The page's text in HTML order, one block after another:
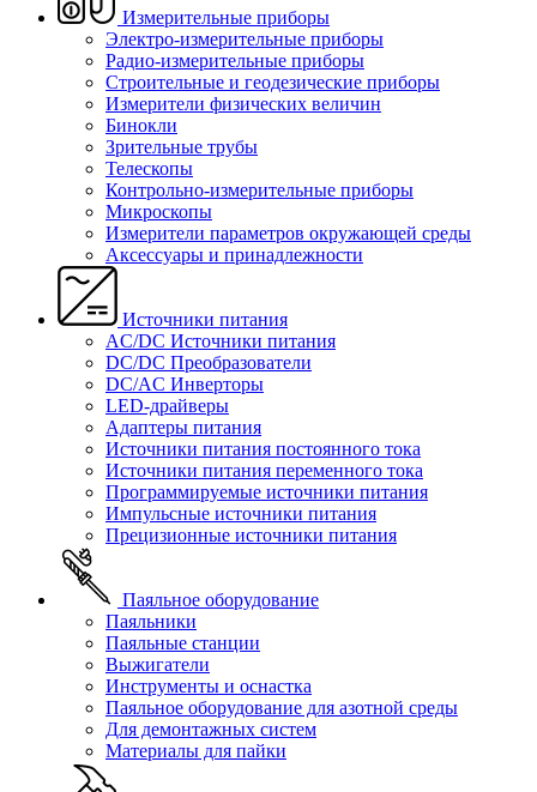
Измерительные приборы
Электро-измерительные приборы
Радио-измерительные приборы
Строительные и геодезические приборы
Измерители физических величин
Бинокли
Зрительные трубы
Телескопы
Контрольно-измерительные приборы
Микроскопы
Измерители параметров окружающей среды
Аксессуары и принадлежности
Источники питания
AC/DC Источники питания
DC/DC Преобразователи
DC/AC Инверторы
LED-драйверы
Адаптеры питания
Источники питания постоянного тока
Источники питания переменного тока
Программируемые источники питания
Импульсные источники питания
Прецизионные источники питания
Паяльное оборудование
Паяльники
Паяльные станции
Выжигатели
Инструменты и оснастка
Паяльное оборудование для азотной среды
Для демонтажных систем
Материалы для пайки